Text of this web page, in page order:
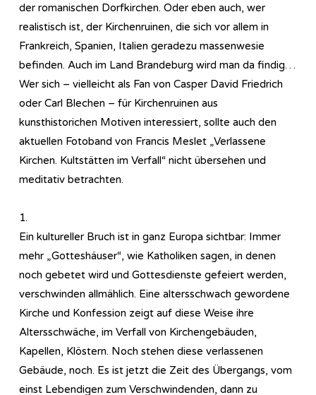
der romanischen Dorfkirchen. Oder eben auch, wer
realistisch ist, der Kirchenruinen, die sich vor allem in
Frankreich, Spanien, Italien geradezu massenwesie
befinden. Auch im Land Brandeburg wird man da findig…
Wer sich – vielleicht als Fan von Casper David Friedrich
oder Carl Blechen – für Kirchenruinen aus
kunsthistorichen Motiven interessiert, sollte auch den
aktuellen Fotoband von Francis Meslet „Verlassene
Kirchen. Kultstätten im Verfall“ nicht übersehen und
meditativ betrachten.
1.
Ein kultureller Bruch ist in ganz Europa sichtbar: Immer
mehr „Gotteshäuser“, wie Katholiken sagen, in denen
noch gebetet wird und Gottesdienste gefeiert werden,
verschwinden allmählich. Eine altersschwach gewordene
Kirche und Konfession zeigt auf diese Weise ihre
Altersschwäche, im Verfall von Kirchengebäuden,
Kapellen, Klöstern. Noch stehen diese verlassenen
Gebäude, noch. Es ist jetzt die Zeit des Übergangs, vom
einst Lebendigen zum Verschwindenden, dann zu